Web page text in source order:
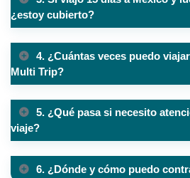
¿estoy cubierto?
4. ¿Cuántas veces puedo
Multi Trip?
5. ¿Qué pasa si necesito
viaje?
6. ¿Dónde y cómo puedo